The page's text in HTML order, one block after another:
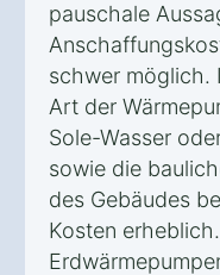
pauschale
schwer möglich.
Art der
Sole-Wasser
sowie die
des Gebäudes
Kosten